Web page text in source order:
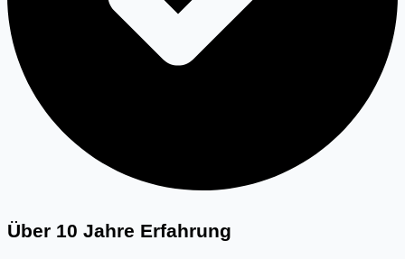
Über 10 Jahre Erfahrung